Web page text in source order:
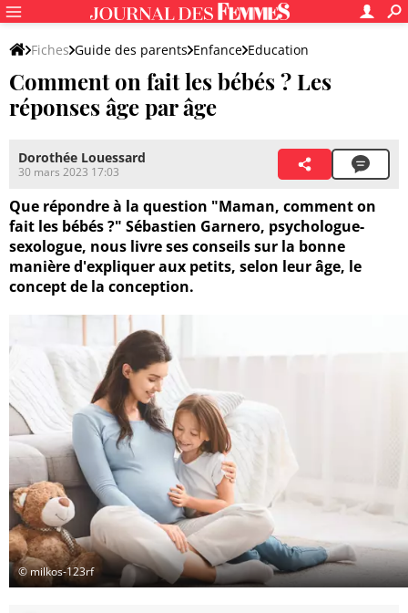
Fiches Guide des parents Enfance Education
Comment on fait les bébés ? Les
réponses âge par âge
Dorothée Louessard
30 mars 2023 17:03
Que répondre à la question "Maman, comment on
fait les bébés ?" Sébastien Garnero, psychologue-
sexologue, nous livre ses conseils sur la bonne
manière d'expliquer aux petits, selon leur âge, le
concept de la conception.
© milkos-123rf